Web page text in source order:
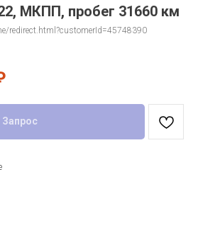
МКПП, пробег 31660 км
redirect.html?customerId=45748390
Запрос